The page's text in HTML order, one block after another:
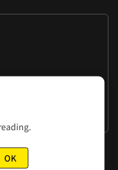
男孩女孩，談起戀愛會
方順眼而已吧？
｀ω´щ)
OK